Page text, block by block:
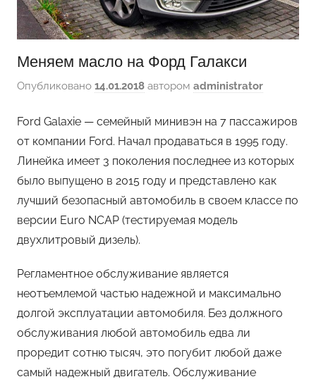
Меняем масло на Форд Галакси
Опубликовано 14.01.2018 автором administrator
Ford Galaxie — семейный минивэн на 7 пассажиров
от компании Ford. Начал продаваться в 1995 году.
Линейка имеет 3 поколения последнее из которых
было выпущено в 2015 году и представлено как
лучший безопасный автомобиль в своем классе по
версии Euro NCAP (тестируемая модель
двухлитровый дизель).
Регламентное обслуживание является
неотъемлемой частью надежной и максимально
долгой эксплуатации автомобиля. Без должного
обслуживания любой автомобиль едва ли
проредит сотню тысяч, это погубит любой даже
самый надежный двигатель. Обслуживание